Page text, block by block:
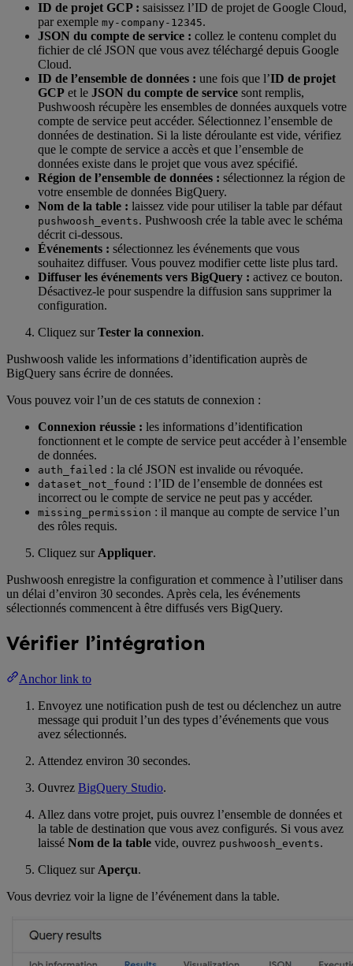
ID de projet GCP : saisissez l’ID de projet de Google Cloud,
par exemple my-company-12345.
JSON du compte de service : collez le contenu complet du
fichier de clé JSON que vous avez téléchargé depuis Google
Cloud.
ID de l’ensemble de données : une fois que l’ID de projet
GCP et le JSON du compte de service sont remplis,
Pushwoosh récupère les ensembles de données auxquels votre
compte de service peut accéder. Sélectionnez l’ensemble de
données de destination. Si la liste déroulante est vide, vérifiez
que le compte de service a accès et que l’ensemble de
données existe dans le projet que vous avez spécifié.
Région de l’ensemble de données : sélectionnez la région de
votre ensemble de données BigQuery.
Nom de la table : laissez vide pour utiliser la table par défaut
pushwoosh_events. Pushwoosh crée la table avec le schéma
décrit ci-dessous.
Événements : sélectionnez les événements que vous
souhaitez diffuser. Vous pouvez modifier cette liste plus tard.
Diffuser les événements vers BigQuery : activez ce bouton.
Désactivez-le pour suspendre la diffusion sans supprimer la
configuration.
Cliquez surTester la connexion.
Pushwoosh valide les informations d’identification auprès de
BigQuery sans écrire de données.
Vous pouvez voir l’un de ces statuts de connexion :
Connexion réussie : les informations d’identification
fonctionnent et le compte de service peut accéder à l’ensemble
de données.
auth_failed : la clé JSON est invalide ou révoquée.
dataset_not_found : l’ID de l’ensemble de données est
incorrect ou le compte de service ne peut pas y accéder.
missing_permission : il manque au compte de service l’un
des rôles requis.
Cliquez sur Appliquer.
Pushwoosh enregistre la configuration et commence à l’utiliser dans
un délai d’environ 30 secondes. Après cela, les événements
sélectionnés commencent à être diffusés vers BigQuery.
Vérifier l’intégration
Anchor link to
Envoyez une notification push de test ou déclenchez un autre
message qui produit l’un des types d’événements que vous
avez sélectionnés.
Attendez environ 30 secondes.
Ouvrez BigQuery Studio.
Allez dans votre projet, puis ouvrez l’ensemble de données et
la table de destination que vous avez configurés. Si vous avez
laissé Nom de la table vide, ouvrez pushwoosh_events.
Cliquez sur Aperçu.
Vous devriez voir la ligne de l’événement dans la table.